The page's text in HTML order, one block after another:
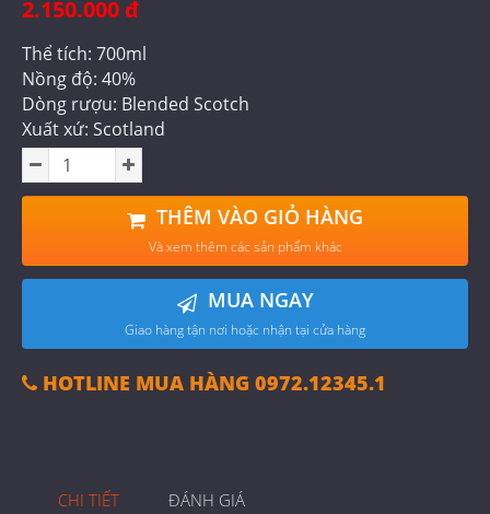
2.150.000 đ
Thể tích: 700ml
Nồng độ: 40%
Dòng rượu: Blended Scotch
Xuất xứ: Scotland
THÊM VÀO GIỎ HÀNG
Và xem thêm các sản phẩm khác
MUA NGAY
Giao hàng tận nơi hoặc nhận tại cửa hàng
HOTLINE MUA HÀNG 0972.12345.1
CHI TIẾT ĐÁNH GIÁ